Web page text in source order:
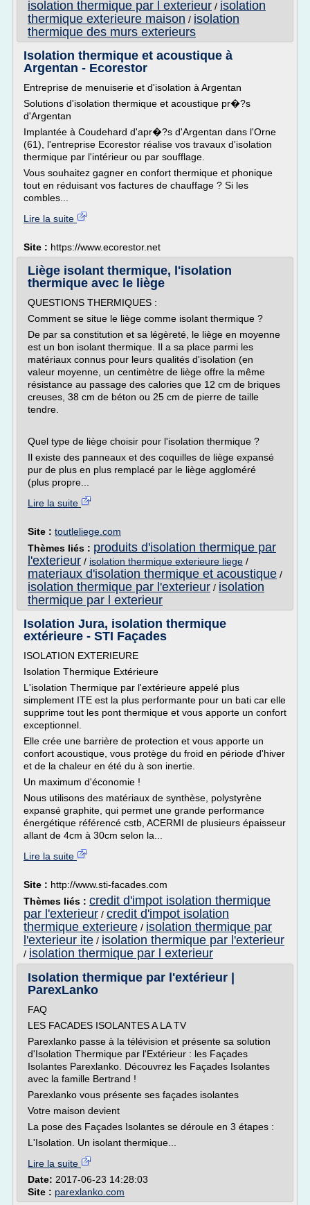
isolation thermique par l exterieur / isolation
thermique exterieure maison / isolation
thermique des murs exterieurs
Isolation thermique et acoustique à
Argentan - Ecorestor
Entreprise de menuiserie et d'isolation à Argentan
Solutions d'isolation thermique et acoustique pr�?s
d'Argentan
Implantée à Coudehard d'apr�?s d'Argentan dans l'Orne
(61), l'entreprise Ecorestor réalise vos travaux d'isolation
thermique par l'intérieur ou par soufflage.
Vous souhaitez gagner en confort thermique et phonique
tout en réduisant vos factures de chauffage ? Si les
combles...
Lire la suite
Site : https://www.ecorestor.net
Liège isolant thermique, l'isolation
thermique avec le liège
QUESTIONS THERMIQUES :
Comment se situe le liège comme isolant thermique ?
De par sa constitution et sa légèreté, le liège en moyenne
est un bon isolant thermique. Il a sa place parmi les
matériaux connus pour leurs qualités d'isolation (en
valeur moyenne, un centimètre de liège offre la même
résistance au passage des calories que 12 cm de briques
creuses, 38 cm de béton ou 25 cm de pierre de taille
tendre.
Quel type de liège choisir pour l'isolation thermique ?
Il existe des panneaux et des coquilles de liège expansé
pur de plus en plus remplacé par le liège aggloméré
(plus propre...
Lire la suite
Site : toutleliege.com
Thèmes liés : produits d'isolation thermique par
l'exterieur / isolation thermique exterieure liege /
materiaux d'isolation thermique et acoustique /
isolation thermique par l'exterieur / isolation
thermique par l exterieur
Isolation Jura, isolation thermique
extérieure - STI Façades
ISOLATION EXTERIEURE
Isolation Thermique Extérieure
L'isolation Thermique par l'extérieure appelé plus
simplement ITE est la plus performante pour un bati car elle
supprime tout les pont thermique et vous apporte un confort
exceptionnel.
Elle crée une barrière de protection et vous apporte un
confort acoustique, vous protège du froid en période d'hiver
et de la chaleur en été du à son inertie.
Un maximum d'économie !
Nous utilisons des matériaux de synthèse, polystyrène
expansé graphite, qui permet une grande performance
énergétique référencé cstb, ACERMI de plusieurs épaisseur
allant de 4cm à 30cm selon la...
Lire la suite
Site : http://www.sti-facades.com
Thèmes liés : credit d'impot isolation thermique
par l'exterieur / credit d'impot isolation
thermique exterieure / isolation thermique par
l'exterieur ite / isolation thermique par l'exterieur
/ isolation thermique par l exterieur
Isolation thermique par l'extérieur |
ParexLanko
FAQ
LES FACADES ISOLANTES A LA TV
Parexlanko passe à la télévision et présente sa solution
d'Isolation Thermique par l'Extérieur : les Façades
Isolantes Parexlanko. Découvrez les Façades Isolantes
avec la famille Bertrand !
Parexlanko vous présente ses façades isolantes
Votre maison devient
La pose des Façades Isolantes se déroule en 3 étapes :
L'Isolation. Un isolant thermique...
Lire la suite
Date: 2017-06-23 14:28:03
Site : parexlanko.com